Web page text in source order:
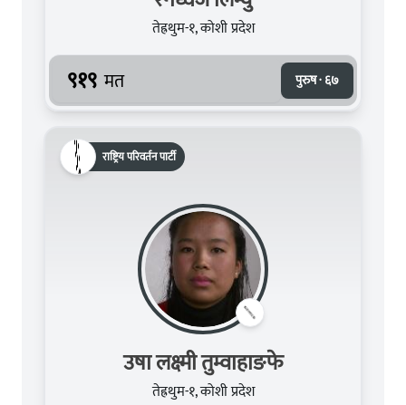
तेह्रथुम-१, कोशी प्रदेश
९१९ मत पुरुष · ६७
राष्ट्रिय परिवर्तन पार्टी
उषा लक्ष्‍मी तुम्वाहाङफे
तेह्रथुम-१, कोशी प्रदेश